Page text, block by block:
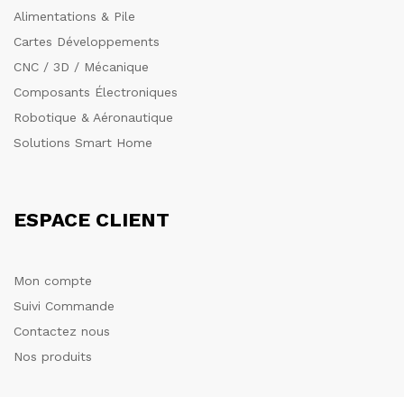
Alimentations & Pile
Cartes Développements
CNC / 3D / Mécanique
Composants Électroniques
Robotique & Aéronautique
Solutions Smart Home
ESPACE CLIENT
Mon compte
Suivi Commande
Contactez nous
Nos produits